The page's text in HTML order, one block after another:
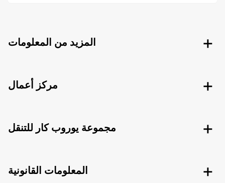
المزيد من المعلومات
مركز أعمال
مجموعة يوروب كار للتنقل
المعلومات القانونية